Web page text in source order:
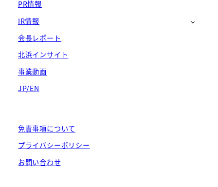
PR情報
IR情報
会長レポート
北浜インサイト
事業動画
JP/EN
免責事項について
プライバシーポリシー
お問い合わせ